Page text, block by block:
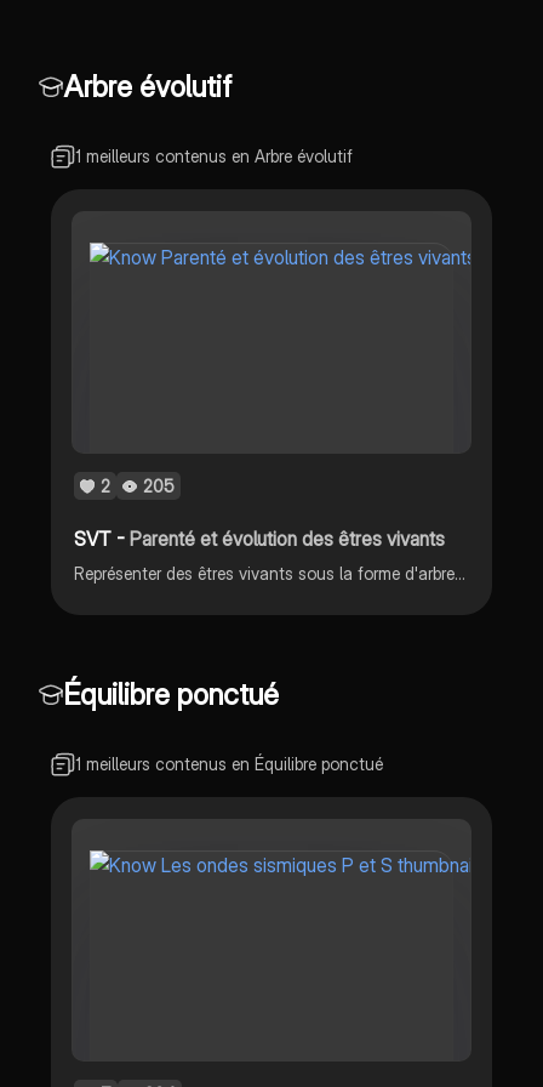
Arbre évolutif
1 meilleurs contenus en Arbre évolutif
2 205
SVT -Parenté et évolution des êtres vivants
Représenter des êtres vivants sous la forme d'arbre phylogénétique ou de groupes emboîtés... Courage guys ✨
Équilibre ponctué
1 meilleurs contenus en Équilibre ponctué